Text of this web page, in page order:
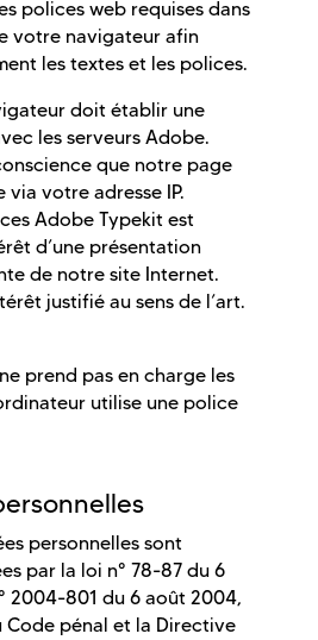
polices web requises dans
votre navigateur afin
les textes et les polices.
doit établir une
les serveurs Adobe.
que notre page
votre adresse IP.
Adobe Typekit est
d’une présentation
de notre site Internet.
justifié au sens de l’art.
prend pas en charge les
utilise une police
personnelles sont
par la loi n° 78-87 du 6
2004-801 du 6 août 2004,
Code pénal et la Directive